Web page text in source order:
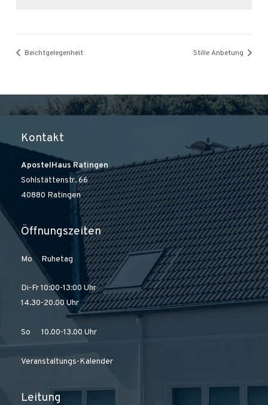
Beichtgelegenheit Stille Anbetung
Kontakt
ApostelHaus Ratingen
Sohlstättenstr. 66
40880 Ratingen
Öffnungszeiten
Mo Ruhetag
Di-Fr 10:00-13:00 Uhr
14.30-20.00 Uhr
So 10.00-13.00 Uhr
Veranstaltungs-Kalender
Leitung